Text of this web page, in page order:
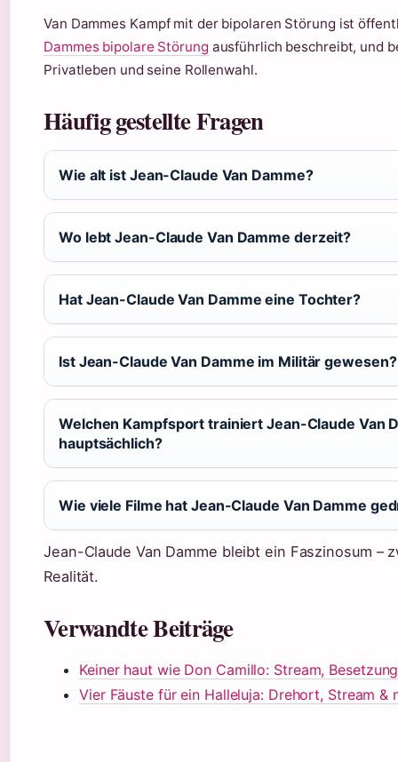
Van Dammes Kampf mit der bipolaren Störung ist
Dammes bipolare Störung ausführlich beschreibt, und
Privatleben und seine Rollenwahl.
Häufig gestellte Fragen
Wie alt ist Jean-Claude Van Damme?
Wo lebt Jean-Claude Van Damme derzeit?
Hat Jean-Claude Van Damme eine Tochter?
Ist Jean-Claude Van Damme im Militär gewesen?
Welchen Kampfsport trainiert Jean-Claude Van
hauptsächlich?
Wie viele Filme hat Jean-Claude Van Damme
Jean-Claude Van Damme bleibt ein Faszinosum –
Realität.
Verwandte Beiträge
Keiner haut wie Don Camillo: Stream,
Vier Fäuste für ein Halleluja: Drehort, Stream &